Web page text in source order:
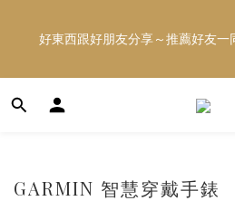
認現貨數量，以避
好東西跟好朋友分享～推薦好友一
多平台銷售，商品資訊及數量恐不
GARMIN 智慧穿戴手錶